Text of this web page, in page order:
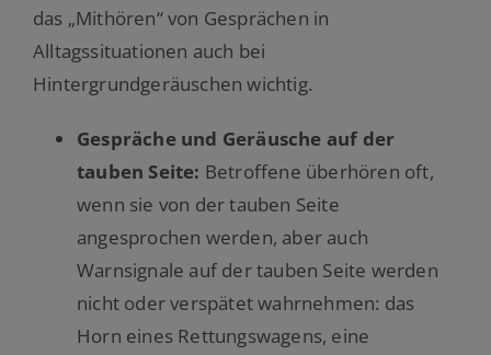
das „Mithören“ von Gesprächen in
Alltagssituationen auch bei
Hintergrundgeräuschen wichtig.
Gespräche und Geräusche auf der
tauben Seite: Betroffene überhören oft,
wenn sie von der tauben Seite
angesprochen werden, aber auch
Warnsignale auf der tauben Seite werden
nicht oder verspätet wahrnehmen: das
Horn eines Rettungswagens, eine